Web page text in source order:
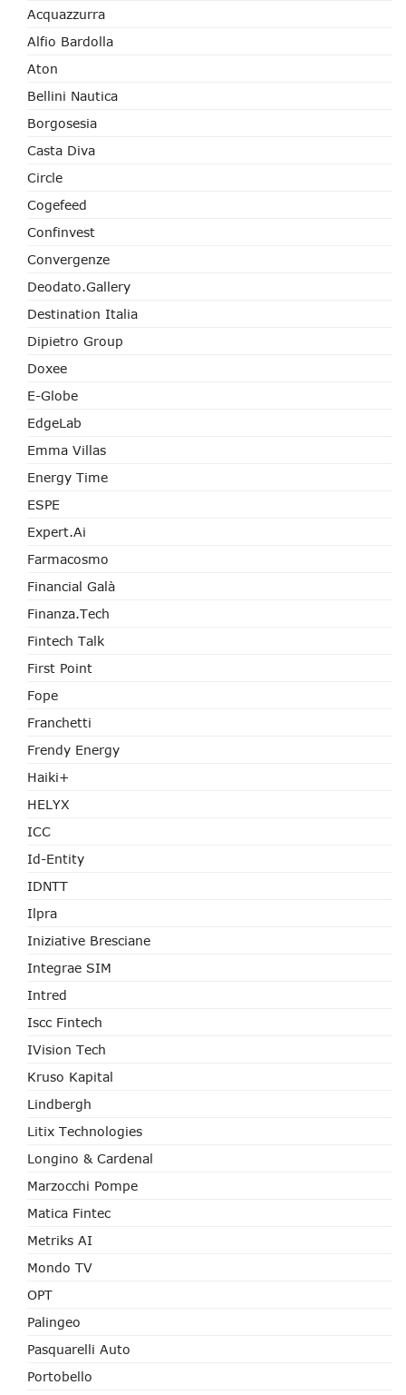
Acquazzurra
Alfio Bardolla
Aton
Bellini Nautica
Borgosesia
Casta Diva
Circle
Cogefeed
Confinvest
Convergenze
Deodato.Gallery
Destination Italia
Dipietro Group
Doxee
E-Globe
EdgeLab
Emma Villas
Energy Time
ESPE
Expert.ai
Farmacosmo
Financial Galà
Finanza.tech
Fintech Talk
First Point
Fope
Franchetti
Frendy Energy
Haiki+
HELYX
ICC
Id-Entity
IDNTT
Ilpra
Iniziative Bresciane
Integrae SIM
Intred
Iscc Fintech
IVision Tech
Kruso Kapital
Lindbergh
Litix Technologies
Longino & Cardenal
Marzocchi Pompe
Matica Fintec
Metriks AI
Mondo TV
OPT
Palingeo
Pasquarelli Auto
Portobello